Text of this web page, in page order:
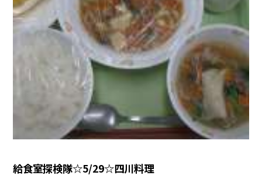
給食室探検隊☆5/29☆四川料理